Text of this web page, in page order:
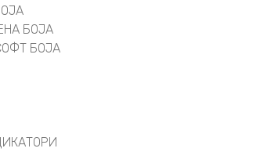
БОЈА
БОЈА